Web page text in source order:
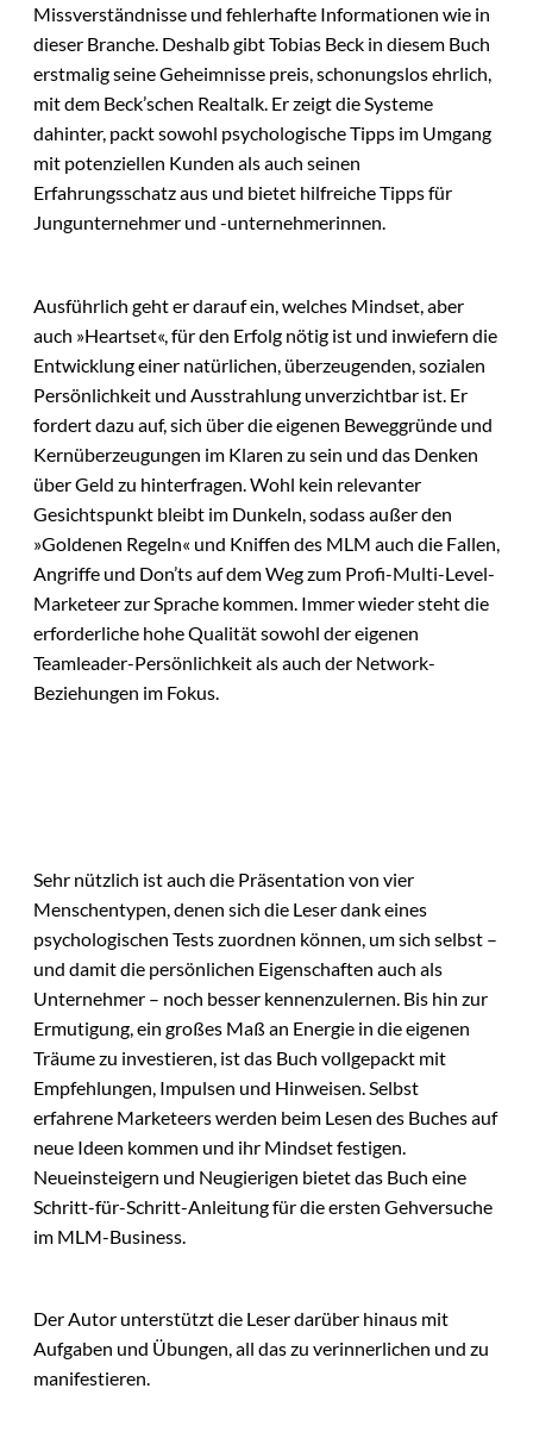
Missverständnisse und fehlerhafte Informationen wie in
dieser Branche. Deshalb gibt Tobias Beck in diesem Buch
erstmalig seine Geheimnisse preis, schonungslos ehrlich,
mit dem Beck’schen Realtalk. Er zeigt die Systeme
dahinter, packt sowohl psychologische Tipps im Umgang
mit potenziellen Kunden als auch seinen
Erfahrungsschatz aus und bietet hilfreiche Tipps für
Jungunternehmer und -unternehmerinnen.
Ausführlich geht er darauf ein, welches Mindset, aber
auch »Heartset«, für den Erfolg nötig ist und inwiefern die
Entwicklung einer natürlichen, überzeugenden, sozialen
Persönlichkeit und Ausstrahlung unverzichtbar ist. Er
fordert dazu auf, sich über die eigenen Beweggründe und
Kernüberzeugungen im Klaren zu sein und das Denken
über Geld zu hinterfragen. Wohl kein relevanter
Gesichtspunkt bleibt im Dunkeln, sodass außer den
»Goldenen Regeln« und Kniffen des MLM auch die Fallen,
Angriffe und Don’ts auf dem Weg zum Profi-Multi-Level-
Marketeer zur Sprache kommen. Immer wieder steht die
erforderliche hohe Qualität sowohl der eigenen
Teamleader-Persönlichkeit als auch der Network-
Beziehungen im Fokus.
Sehr nützlich ist auch die Präsentation von vier
Menschentypen, denen sich die Leser dank eines
psychologischen Tests zuordnen können, um sich selbst –
und damit die persönlichen Eigenschaften auch als
Unternehmer – noch besser kennenzulernen. Bis hin zur
Ermutigung, ein großes Maß an Energie in die eigenen
Träume zu investieren, ist das Buch vollgepackt mit
Empfehlungen, Impulsen und Hinweisen. Selbst
erfahrene Marketeers werden beim Lesen des Buches auf
neue Ideen kommen und ihr Mindset festigen.
Neueinsteigern und Neugierigen bietet das Buch eine
Schritt-für-Schritt-Anleitung für die ersten Gehversuche
im MLM-Business.
Der Autor unterstützt die Leser darüber hinaus mit
Aufgaben und Übungen, all das zu verinnerlichen und zu
manifestieren.